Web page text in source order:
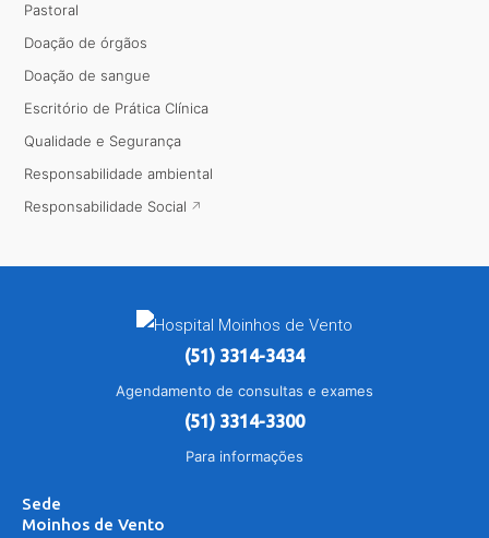
Pastoral
Doação de órgãos
Doação de sangue
Escritório de Prática Clínica
Qualidade e Segurança
Responsabilidade ambiental
Responsabilidade Social
(51) 3314-3434
Agendamento de consultas e exames
(51) 3314-3300
Para informações
Sede
Moinhos de Vento